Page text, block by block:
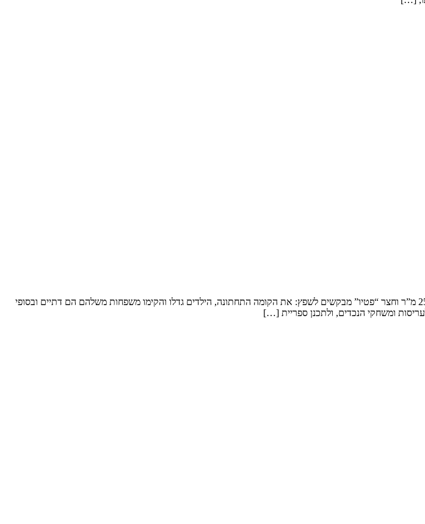
שיפוץ דופלקס בירושלים המשפחה: זוג שמארח את 4 הילדים ובני משפחותיהם כל סופ”ש. שטח הדירה: כ- 250 מ”ר וחצר “פטיו” מבקשים לשפץ: את הקומה התחתונה, הילדים גדלו והקימו משפחות משלהם הם דתיים ובסופי
ומשחקי הנכדים, ולתכנן ספריית […]